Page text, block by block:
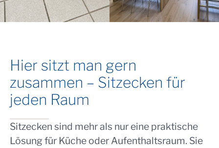
Hier sitzt man gern
zusammen – Sitzecken für
jeden Raum
Sitzecken sind mehr als nur eine praktische
Lösung für Küche oder Aufenthaltsraum. Sie